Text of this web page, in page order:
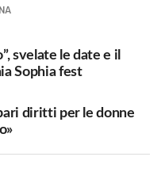
svelate le date e il
Sophia fest
diritti per le donne